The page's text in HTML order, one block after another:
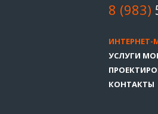
8 (983)
ИНТЕРНЕТ-
УСЛУГИ
КОНТАКТЫ